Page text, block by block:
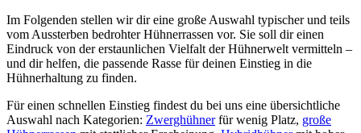
Im Folgenden stellen wir dir eine große Auswahl typischer und teils
vom Aussterben bedrohter Hühnerrassen vor. Sie soll dir einen
Eindruck von der erstaunlichen Vielfalt der Hühnerwelt vermitteln –
und dir helfen, die passende Rasse für deinen Einstieg in die
Hühnerhaltung zu finden.
Für einen schnellen Einstieg findest du bei uns eine übersichtliche
Auswahl nach Kategorien: Zwerghühnerfür wenig Platz, große